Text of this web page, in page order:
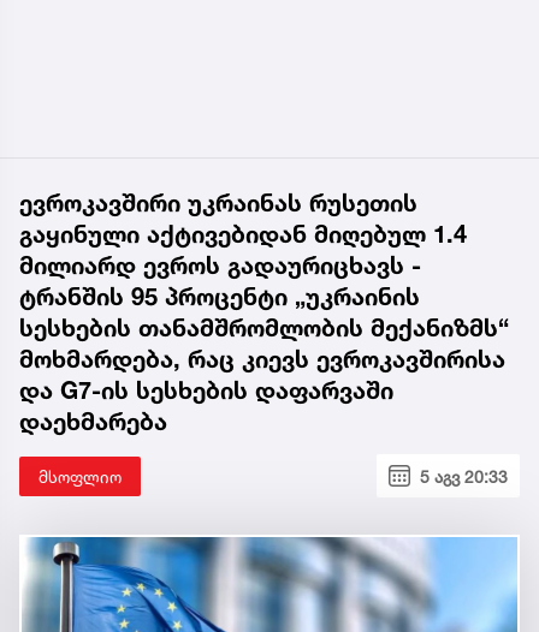
ევროკავშირი უკრაინას რუსეთის
გაყინული აქტივებიდან მიღებულ 1.4
მილიარდ ევროს გადაურიცხავს -
ტრანშის 95 პროცენტი „უკრაინის
სესხების თანამშრომლობის მექანიზმს“
მოხმარდება, რაც კიევს ევროკავშირისა
და G7-ის სესხების დაფარვაში
დაეხმარება
მსოფლიო 5 აგვ 20:33